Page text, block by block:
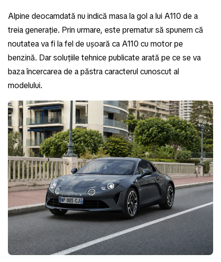
Alpine deocamdată nu indică masa la gol a lui A110 de a
treia generație. Prin urmare, este prematur să spunem că
noutatea va fi la fel de ușoară ca A110 cu motor pe
benzină. Dar soluțiile tehnice publicate arată pe ce se va
baza încercarea de a păstra caracterul cunoscut al
modelului.